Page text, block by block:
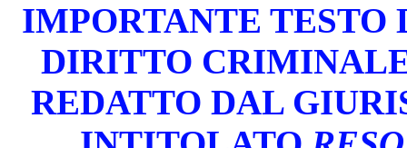
IMPORTANTE
DIRITTO
REDATTO DAL